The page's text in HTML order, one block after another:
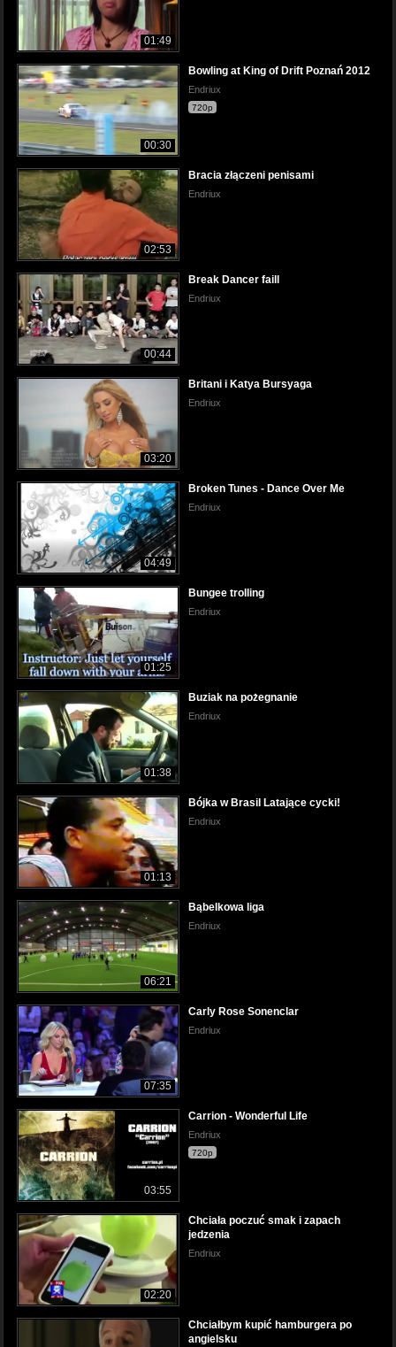
01:49
00:30
Bowling at King of Drift Poznań 2012
Endriux
720p
02:53
Bracia złączeni penisami
Endriux
00:44
Break Dancer faill
Endriux
03:20
Britani i Katya Bursyaga
Endriux
04:49
Broken Tunes - Dance Over Me
Endriux
01:25
Bungee trolling
Endriux
01:38
Buziak na pożegnanie
Endriux
01:13
Bójka w Brasil Latające cycki!
Endriux
06:21
Bąbelkowa liga
Endriux
07:35
Carly Rose Sonenclar
Endriux
03:55
Carrion - Wonderful Life
Endriux
720p
02:20
Chciała poczuć smak i zapach
jedzenia
Endriux
Chciałbym kupić hamburgera po
angielsku